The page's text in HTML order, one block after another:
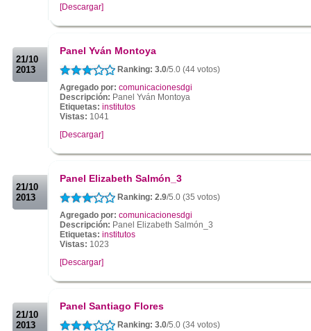
[Descargar]
21/10
2013
Panel Yván Montoya
Ranking: 3.0/5.0 (44 votos)
Agregado por: comunicacionesdgi
Descripción: Panel Yván Montoya
Etiquetas: institutos
Vistas: 1041
[Descargar]
21/10
2013
Panel Elizabeth Salmón_3
Ranking: 2.9/5.0 (35 votos)
Agregado por: comunicacionesdgi
Descripción: Panel Elizabeth Salmón_3
Etiquetas: institutos
Vistas: 1023
[Descargar]
21/10
2013
Panel Santiago Flores
Ranking: 3.0/5.0 (34 votos)